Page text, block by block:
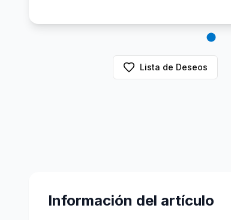
Lista de Deseos
Información del artículo